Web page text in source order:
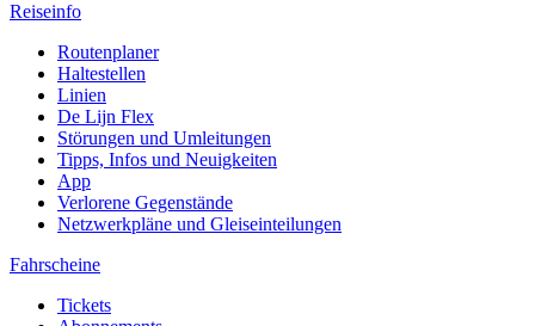
Reiseinfo
Routenplaner
Haltestellen
Linien
De Lijn Flex
Störungen und Umleitungen
Tipps, Infos und Neuigkeiten
App
Verlorene Gegenstände
Netzwerkpläne und Gleiseinteilungen
Fahrscheine
Tickets